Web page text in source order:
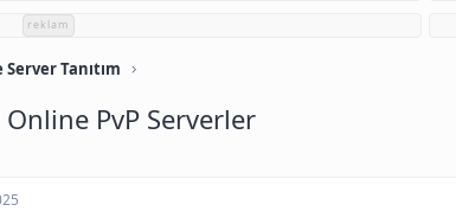
reklam
Tanıtım
PvP Serverler